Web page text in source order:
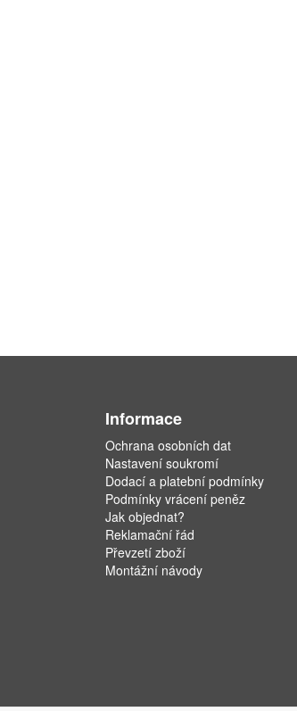
Informace
Ochrana osobních dat
Nastavení soukromí
Dodací a platební podmínky
Podmínky vrácení peněz
Jak objednat?
Reklamační řád
Převzetí zboží
Montážní návody